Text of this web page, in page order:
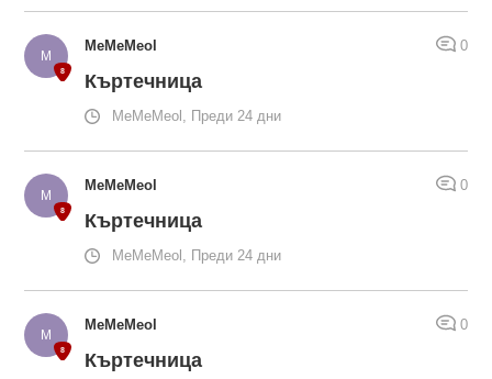
MeMeMeol 0
Къртечница
MeMeMeol, Преди 24 дни
MeMeMeol 0
Къртечница
MeMeMeol, Преди 24 дни
MeMeMeol 0
Къртечница